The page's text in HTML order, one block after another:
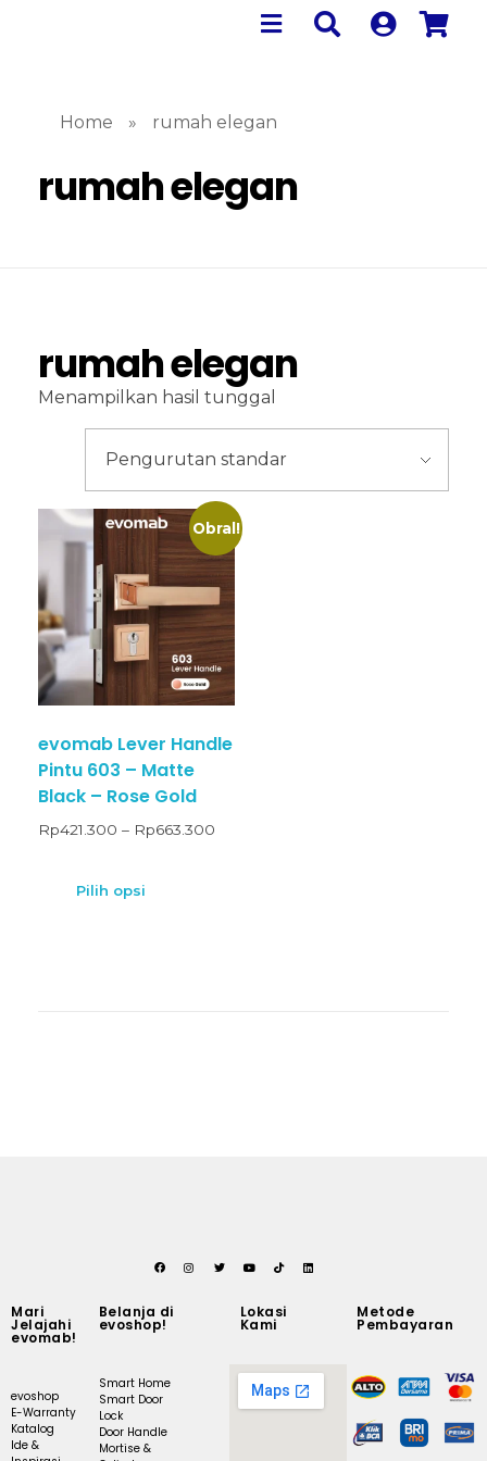
Home » rumah elegan
rumah elegan
rumah elegan
Menampilkan hasil tunggal
Obral!
evomab Lever Handle
Pintu 603 – Matte
Black – Rose Gold
Rp421.300 – Rp663.300
Pilih opsi
Mari
Jelajahi
evomab!
evoshop
E-Warranty
Katalog
Ide &
Belanja di
evoshop!
Smart Home
Smart Door
Lock
Door Handle
Mortise &
Lokasi
Kami
Metode
Pembayaran